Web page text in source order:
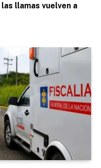
llamas vuelven a